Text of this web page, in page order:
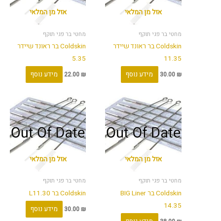
אזל מן המלאי
מחטי בר פגי תוקף
Coldskin בר ראונד שיידר
11.35
30.00 ₪ מידע נוסף
אזל מן המלאי
מחטי בר פגי תוקף
Coldskin בר ראונד שיידר
5.35
22.00 ₪ מידע נוסף
אזל מן המלאי
מחטי בר פגי תוקף
Coldskin בר BIG Liner
14.35
אזל מן המלאי
מחטי בר פגי תוקף
Coldskin בר L11.30
30.00 ₪ מידע נוסף